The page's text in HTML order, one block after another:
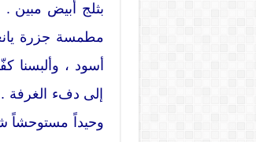
بثلج أبيض مبين .
مطمسة جزرة
أسود ، وألبسنا
إلى دفء الغرفة .
وحيداً مستوحشاً